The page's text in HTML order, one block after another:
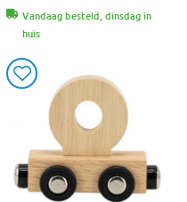
Vandaag besteld, dinsdag in
huis